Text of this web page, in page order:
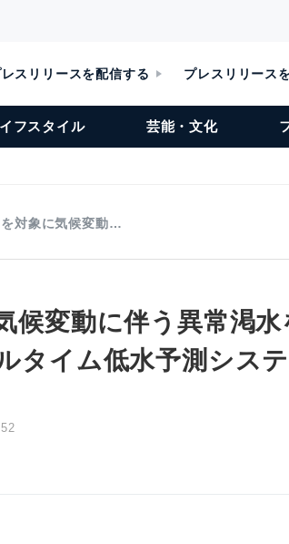
レスリリースを配信する プレスリリース
フスタイル 芸能・文化
対象に気候変動…
候変動に伴う異常渇水
タイム低水予測シス